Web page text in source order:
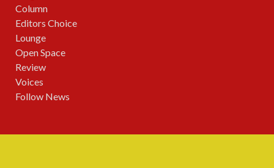
Column
Editors Choice
Lounge
Open Space
Review
Voices
Follow News